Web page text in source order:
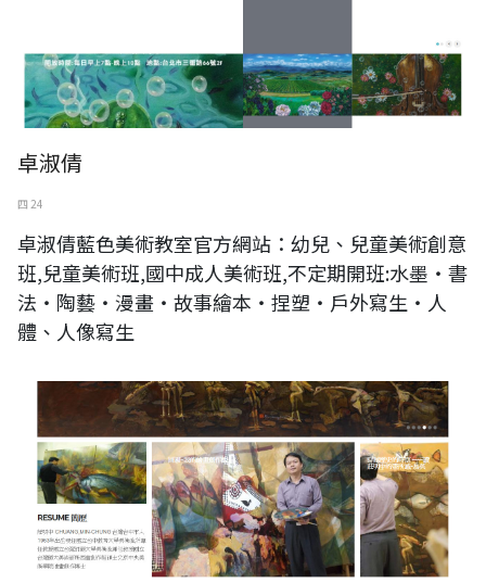
卓淑倩
四 24
卓淑倩藍色美術教室官方網站：幼兒、兒童美術創意
班,兒童美術班,國中成人美術班,不定期開班:水墨‧書
法‧陶藝‧漫畫‧故事繪本‧捏塑‧戶外寫生‧人
體、人像寫生